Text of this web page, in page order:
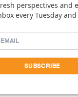
perspectives and
every Tuesday and